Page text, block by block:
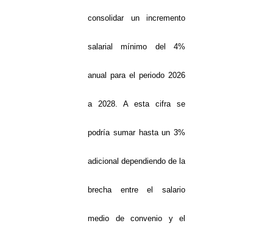
consolidar un incremento
salarial mínimo del 4%
anual para el periodo 2026
a 2028. A esta cifra se
podría sumar hasta un 3%
adicional dependiendo de la
brecha entre el salario
medio de convenio y el